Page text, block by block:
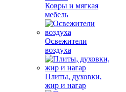
Ковры и мягкая
мебель
Освежители
воздуха
Плиты, духовки,
жир и нагар